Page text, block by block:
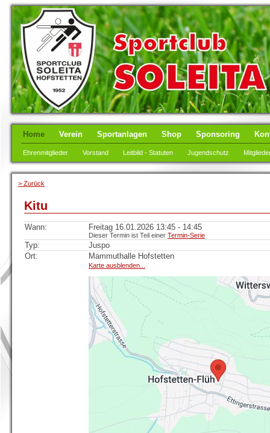
Home Verein Sportanlagen Shop Sponsoring
Ehrenmitglieder Vorstand Leitbild - Statuten Jugendschutz
> Zurück
Kitu
Wann: Freitag 16.01.2026 13:45 - 14:45
Dieser Termin ist Teil einer Termin-Serie
Typ:
Juspo
Ort:
Mammuthalle Hofstetten
Karte ausblenden...